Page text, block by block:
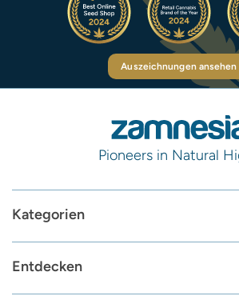
Auszeichnungen ansehen
Pioneers in Natural
Kategorien
Entdecken